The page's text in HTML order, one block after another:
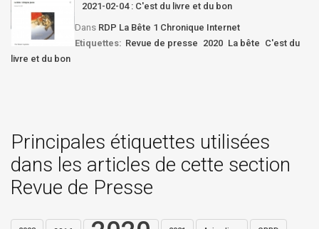
2021-02-04 : C'est du livre et du bon
Dans RDP La Bête 1 Chronique Internet
Etiquettes: Revue de presse 2020 La bête C'est du
livre et du bon
Principales étiquettes utilisées
dans les articles de cette section
Revue de Presse